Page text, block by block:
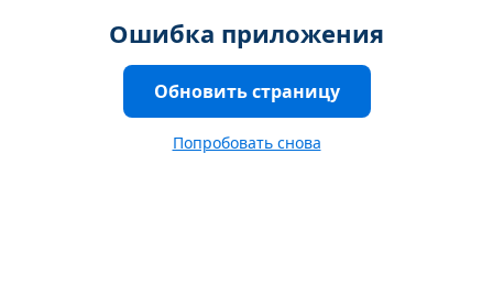
Ошибка приложения
Обновить страницу
Попробовать снова